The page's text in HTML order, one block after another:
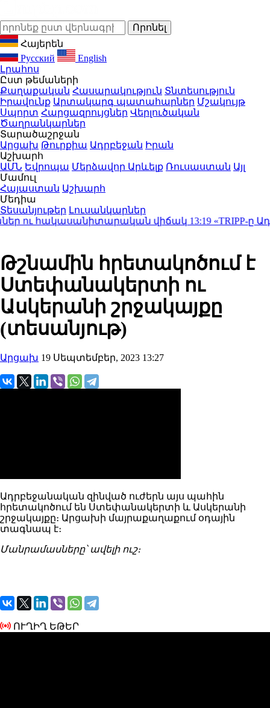
Հայերեն
Русский
English
Լրահոս
Ըստ թեմաների
Քաղաքական Հասարակություն Տնտեսություն
Իրավունք Արտակարգ պատահարներ Մշակույթ
Սպորտ Հարցազրույցներ Վերլուծական
Ծաղրանկարներ
Տարածաշրջան
Արցախ Թուրքիա Ադրբեջան Իրան
Աշխարհ
ԱՄՆ Եվրոպա Մերձավոր Արևելք Ռուսաստան Այլ
Մամուլ
Հայաստան Աշխարհ
Մեդիա
Տեսանյութեր Լուսանկարներ
ու հակասանիտարական վիճակ13:19«TRIPP-ը
Թշնամին հրետակոծում է
Ստեփանակերտի ու
Ասկերանի շրջակայքը
(տեսանյութ)
Արցախ 19 Սեպտեմբեր, 2023 13:27
Ադրբեջանական զինված ուժերն այս պահին
հրետակոծում են Ստեփանակերտի և Ասկերանի
շրջակայքը։ Արցախի մայրաքաղաքում օդային
տագնապ է։
Մանրամասները՝ ավելի ուշ։
ՈՒՂԻՂ ԵԹԵՐ